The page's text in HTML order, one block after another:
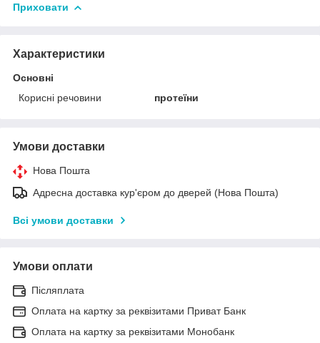
Приховати
Характеристики
Основні
Корисні речовини
протеїни
Умови доставки
Нова Пошта
Адресна доставка кур'єром до дверей (Нова Пошта)
Всі умови доставки
Умови оплати
Післяплата
Оплата на картку за реквізитами Приват Банк
Оплата на картку за реквізитами Монобанк